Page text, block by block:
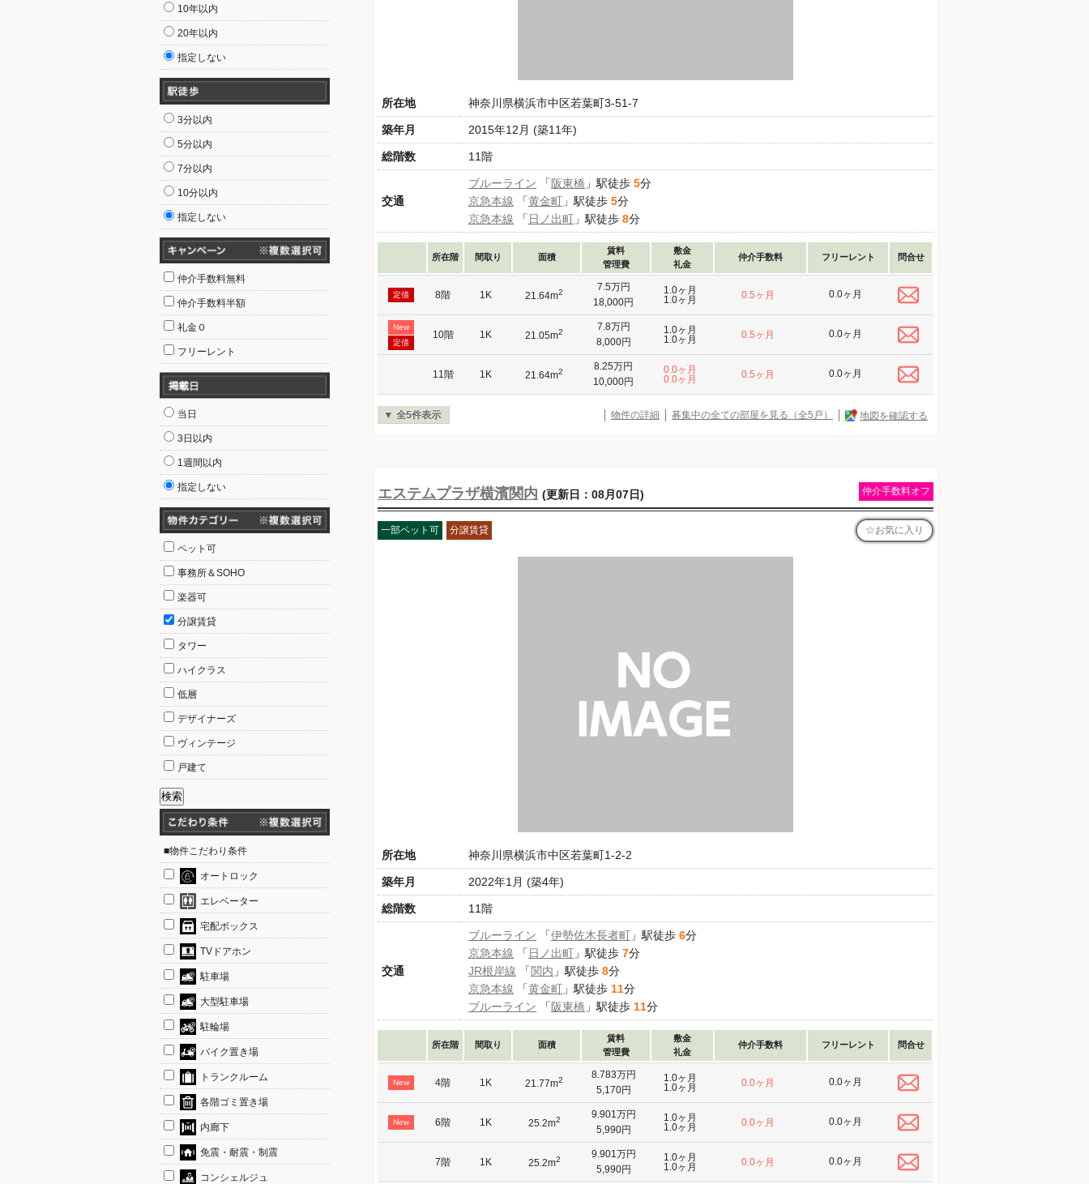
所在地 神奈川県横浜市中区若葉町3-51-7
築年月 2015年12月 (築11年)
総階数 11階
交通
ブルーライン 「 阪東橋 」駅徒歩 5分
京急本線 「黄金町 」駅徒歩 5分
京急本線 「 日ノ出町 」駅徒歩 8分
所在階 間取り 面積
賃料
管理費
敷金
礼金
仲介手数料 フリーレント 問合せ
定借
7.5万円
18,000円
1.0ヶ月
1.0ヶ月
0.5ヶ月 0.0ヶ月
8階 1K 21.64m2
New
定借
7.8万円
8,000円
1.0ヶ月
1.0ヶ月
0.5ヶ月 0.0ヶ月
10階 1K 21.05m2
8.25万円
10,000円
0.0ヶ月
0.0ヶ月
0.5ヶ月 0.0ヶ月
11階 1K 21.64m2
全5件表示 物件の詳細 募集中の全ての部屋を見る（全5戸） 地図を確認する
エステムプラザ横濱関内 (更新日：08月07日) 仲介手数料オフ
一部ペット可 分譲賃貸 お気に入り
所在地 神奈川県横浜市中区若葉町1-2-2
築年月 2022年1月 (築4年)
総階数 11階
交通
ブルーライン 「伊勢佐木長者町 」駅徒歩 6分
京急本線 「 日ノ出町 」駅徒歩 7分
JR根岸線 「関内 」駅徒歩 8分
京急本線 「黄金町 」駅徒歩 11分
ブルーライン 「 阪東橋 」駅徒歩 11分
所在階 間取り 面積
賃料
管理費
敷金
礼金
仲介手数料 フリーレント 問合せ
New
8.783万円
5,170円
1.0ヶ月
1.0ヶ月
0.0ヶ月 0.0ヶ月
4階 1K 21.77m2
New
9.901万円
5,990円
1.0ヶ月
1.0ヶ月
0.0ヶ月 0.0ヶ月
6階 1K 25.2m2
9.901万円
5,990円
1.0ヶ月
1.0ヶ月
0.0ヶ月 0.0ヶ月
7階 1K 25.2m2
10年以内
20年以内
指定しない
3分以内
5分以内
7分以内
10分以内
指定しない
仲介手数料無料
仲介手数料半額
礼金０
フリーレント
当日
3日以内
1週間以内
指定しない
ペット可
事務所＆SOHO
楽器可
分譲賃貸
タワー
ハイクラス
低層
デザイナーズ
ヴィンテージ
戸建て
■物件こだわり条件
オートロック
エレベーター
宅配ボックス
TVドアホン
駐車場
大型駐車場
駐輪場
バイク置き場
トランクルーム
各階ゴミ置き場
内廊下
免震・耐震・制震
コンシェルジュ